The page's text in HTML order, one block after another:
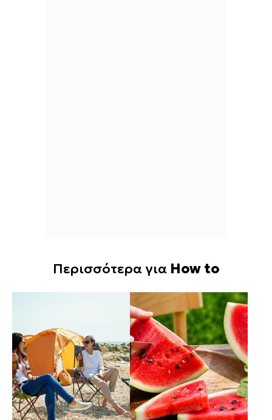
Περισσότερα για How to